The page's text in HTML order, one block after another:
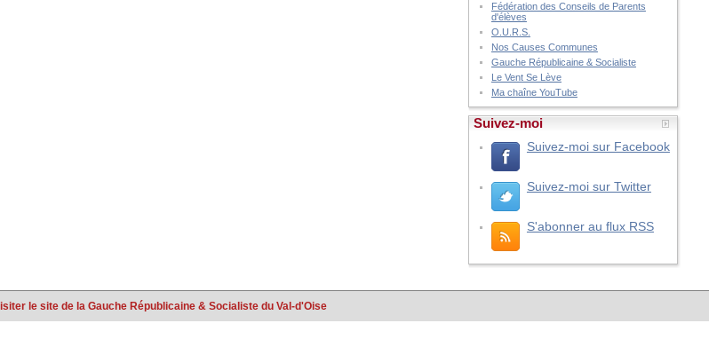
Fédération des Conseils de Parents
d'élèves
O.U.R.S.
Nos Causes Communes
Gauche Républicaine & Socialiste
Le Vent Se Lève
Ma chaîne YouTube
Suivez-moi
Suivez-moi sur Facebook
Suivez-moi sur Twitter
S'abonner au flux RSS
le site de la Gauche Républicaine & Socialiste du Val-d'Oise